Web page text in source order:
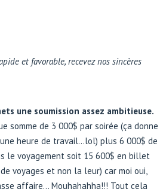
et favorable, recevez nos sincères
une soumission assez ambitieuse.
somme de 3 000$ par soirée (ça donne
heure de travail…lol) plus 6 000$ de
le voyagement soit 15 600$ en billet
voyages et non la leur) car moi oui,
affaire… Mouhahahha!!! Tout cela